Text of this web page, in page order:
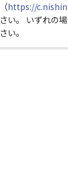
（https://
さい。 いずれの
さい。